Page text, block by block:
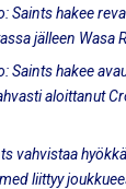
Saints hakee
jälleen Wasa
Saints hakee
aloittanut
vahvistaa
liittyy